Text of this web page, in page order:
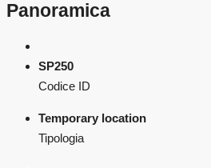
Panoramica
SP250
Codice ID
Temporary location
Tipologia